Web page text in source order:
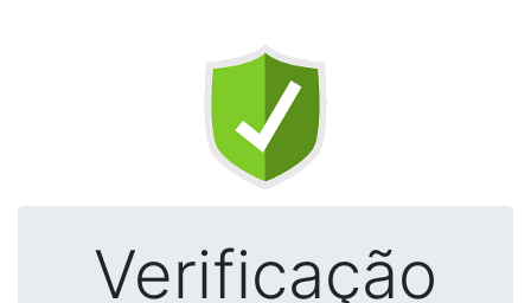
Verificação